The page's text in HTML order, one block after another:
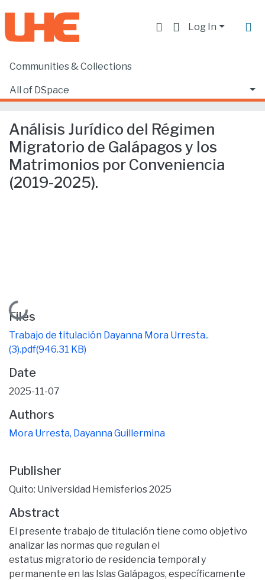
Log In
Communities & Collections
All of DSpace
Home
Facultad de Derecho
Análisis Jurídico del Régimen Migratorio de Galápagos y los Matrimonios por Conveniencia (2019-2025).
Análisis Jurídico del Régimen
Migratorio de Galápagos y los
Matrimonios por Conveniencia
(2019-2025).
Loading...
Files
Trabajo de titulación Dayanna Mora Urresta..
(3).pdf(946.31 KB)
Date
2025-11-07
Authors
Mora Urresta, Dayanna Guillermina
Publisher
Quito: Universidad Hemisferios 2025
Abstract
El presente trabajo de titulación tiene como objetivo
analizar las normas que regulan el
estatus migratorio de residencia temporal y
permanente en las Islas Galápagos, específicamente